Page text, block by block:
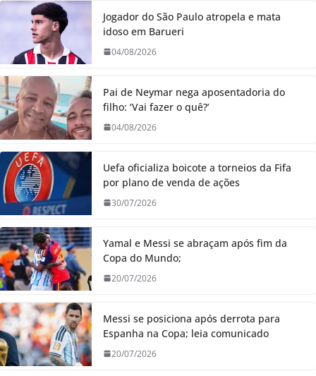
Jogador do São Paulo atropela e mata
idoso em Barueri
04/08/2026
Pai de Neymar nega aposentadoria do
filho: ‘Vai fazer o quê?’
04/08/2026
Uefa oficializa boicote a torneios da Fifa
por plano de venda de ações
30/07/2026
Yamal e Messi se abraçam após fim da
Copa do Mundo;
20/07/2026
Messi se posiciona após derrota para
Espanha na Copa; leia comunicado
20/07/2026